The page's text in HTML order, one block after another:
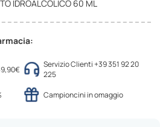
IDROALCOLICO 60 ML
Servizio Clienti +39 351 92 20
225
Campioncini in omaggio